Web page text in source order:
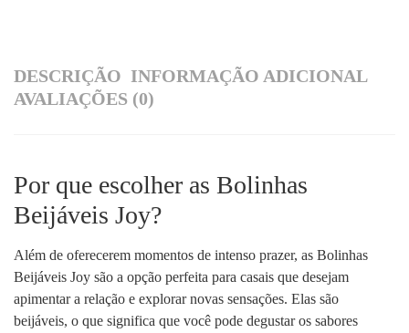
DESCRIÇÃO INFORMAÇÃO ADICIONAL
AVALIAÇÕES (0)
Por que escolher as Bolinhas
Beijáveis Joy?
Além de oferecerem momentos de intenso prazer, as Bolinhas
Beijáveis Joy são a opção perfeita para casais que desejam
apimentar a relação e explorar novas sensações. Elas são
beijáveis, o que significa que você pode degustar os sabores